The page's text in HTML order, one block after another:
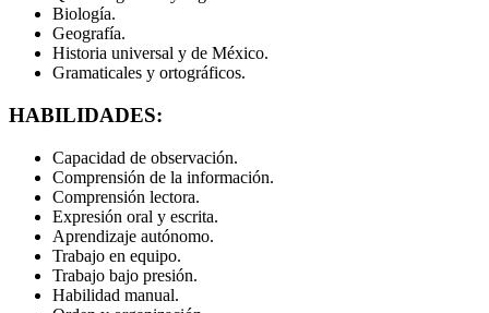
Biología.
Geografía.
Historia universal y de México.
Gramaticales y ortográficos.
HABILIDADES:
Capacidad de observación.
Comprensión de la información.
Comprensión lectora.
Expresión oral y escrita.
Aprendizaje autónomo.
Trabajo en equipo.
Trabajo bajo presión.
Habilidad manual.